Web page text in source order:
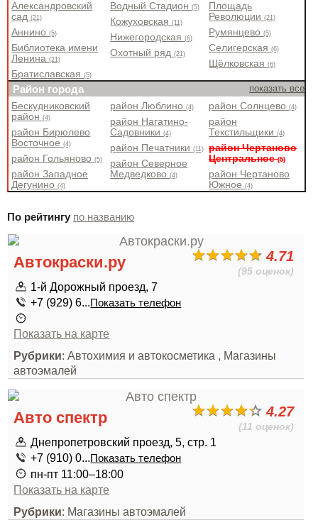
Александровский
сад(21)
Аннино(5)
Библиотека имени
Ленина(21)
Братиславская(5)
Водный Стадион(5)
Кожуховская(11)
Нижегородская(6)
Охотный ряд(21)
Площадь
Революции(21)
Румянцево(5)
Селигерская(6)
Щёлковская(6)
Район города показать все
Бескудниковский
район(4)
район Бирюлево
Восточное(4)
район Гольяново(5)
район Западное
Дегунино(4)
район Люблино(4)
район Нагатино-
Садовники(4)
район Печатники(11)
район Северное
Медведково(4)
район Солнцево(4)
район
Текстильщики(4)
район Чертаново
Центральное(5)
район Чертаново
Южное(4)
По рейтингу по названию
4.71
(95 оценок)
Автокраски.ру
1-й Дорожный проезд, 7
+7 (929) 6...Показать телефон
Показать на карте
Рубрики: Автохимия и автокосметика , Магазины
автоэмалей
4.27
(11 оценок)
Авто спектр
Днепропетровский проезд, 5, стр. 1
+7 (910) 0...Показать телефон
пн-пт 11:00–18:00
Показать на карте
Рубрики: Магазины автоэмалей